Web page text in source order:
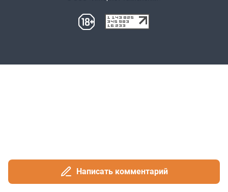
Написать комментарий